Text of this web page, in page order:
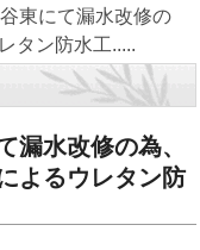
東にて漏水改修の
タン防水工.....
漏水改修の為、
よるウレタン防